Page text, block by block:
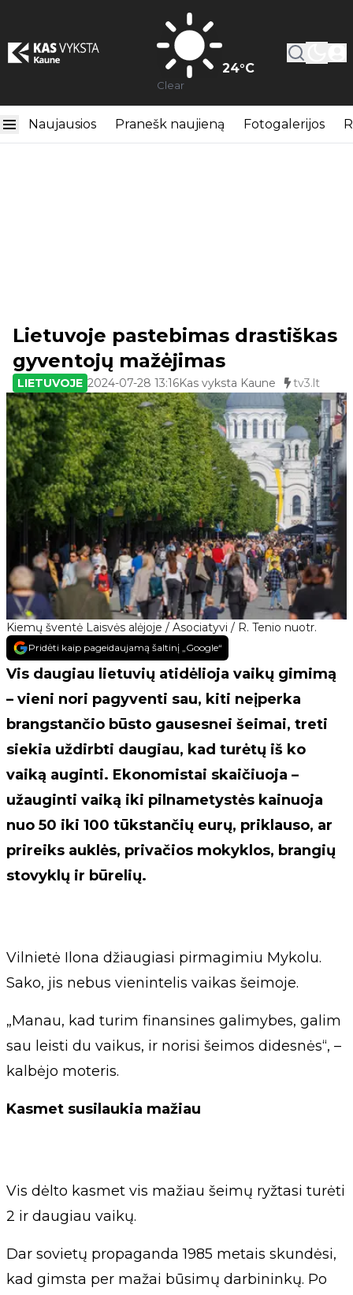
24°C
Clear
Naujausios Pranešk naujieną Fotogalerijos
Kiemų šventė Laisvės alėjoje / Asociatyvi / R. Tenio nuotr.
Lietuvoje pastebimas drastiškas
gyventojų mažėjimas
LIETUVOJE 2024-07-28 13:16Kas vyksta Kaune tv3.lt
Pridėti kaip pageidaujamą šaltinį „Google“
Vis daugiau lietuvių atidėlioja vaikų gimimą
– vieni nori pagyventi sau, kiti neįperka
brangstančio būsto gausesnei šeimai, treti
siekia uždirbti daugiau, kad turėtų iš ko
vaiką auginti. Ekonomistai skaičiuoja –
užauginti vaiką iki pilnametystės kainuoja
nuo 50 iki 100 tūkstančių eurų, priklauso, ar
prireiks auklės, privačios mokyklos, brangių
stovyklų ir būrelių.
Vilnietė Ilona džiaugiasi pirmagimiu Mykolu.
Sako, jis nebus vienintelis vaikas šeimoje.
„Manau, kad turim finansines galimybes, galim
sau leisti du vaikus, ir norisi šeimos didesnės“, –
kalbėjo moteris.
Kasmet susilaukia mažiau
Vis dėlto kasmet vis mažiau šeimų ryžtasi turėti
2 ir daugiau vaikų.
Dar sovietų propaganda 1985 metais skundėsi,
kad gimsta per mažai būsimų darbininkų. Po